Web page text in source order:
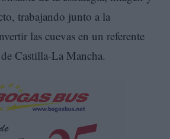
trabajando junto a la
las cuevas en un referente
Castilla-La Mancha.